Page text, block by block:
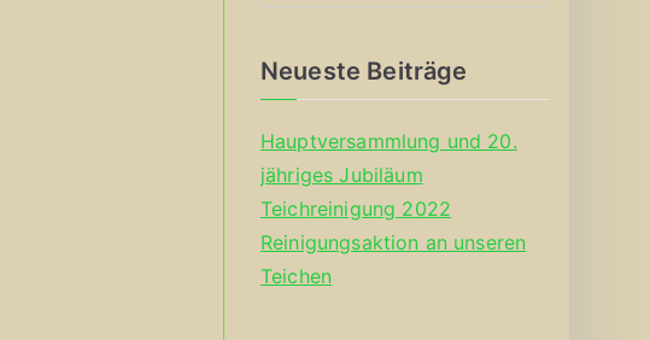
Neueste Beiträge
Hauptversammlung und 20.
jähriges Jubiläum
Teichreinigung 2022
Reinigungsaktion an unseren
Teichen